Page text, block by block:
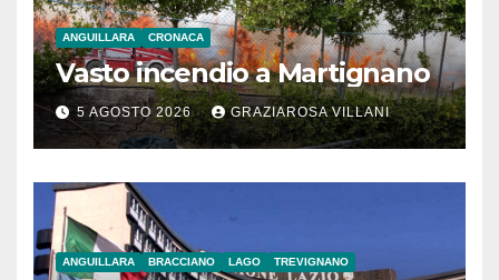
ANGUILLARA CRONACA
Vasto incendio a Martignano
5 AGOSTO 2026 GRAZIAROSA VILLANI
ANGUILLARA BRACCIANO LAGO TREVIGNANO